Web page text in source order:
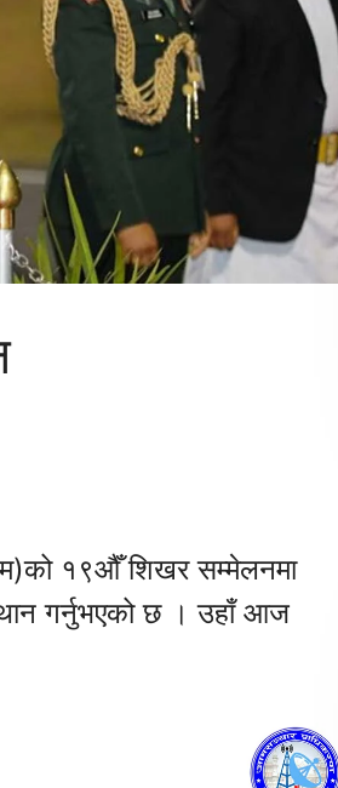
१९औँ शिखर सम्मेलनमा
गर्नुभएको छ । उहाँ आज